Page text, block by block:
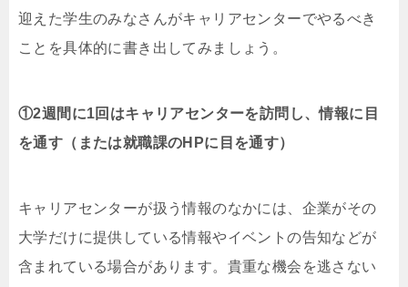
迎えた学生のみなさんがキャリアセンターでやるべき
ことを具体的に書き出してみましょう。
①2週間に1回はキャリアセンターを訪問し、情報に目
を通す（または就職課のHPに目を通す）
キャリアセンターが扱う情報のなかには、企業がその
大学だけに提供している情報やイベントの告知などが
含まれている場合があります。貴重な機会を逃さない